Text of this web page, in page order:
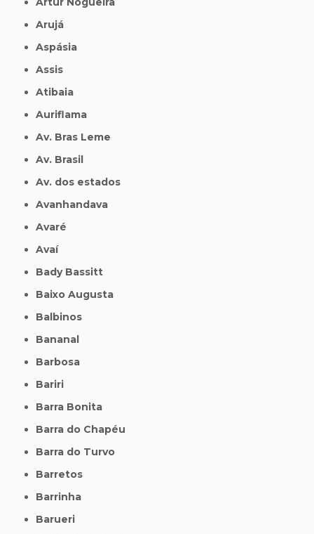
Arujá
Aspásia
Assis
Atibaia
Auriflama
Av. Bras Leme
Av. Brasil
Av. dos estados
Avanhandava
Avaré
Avaí
Bady Bassitt
Baixo Augusta
Balbinos
Bananal
Barbosa
Bariri
Barra Bonita
Barra do Chapéu
Barra do Turvo
Barretos
Barrinha
Barueri